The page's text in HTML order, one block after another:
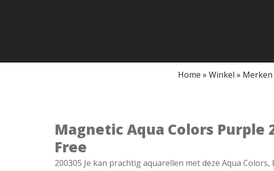
Home » Winkel » Merken
Magnetic Aqua Colors Purple
Free
200305 Je kan prachtig aquarellen met deze Aqua